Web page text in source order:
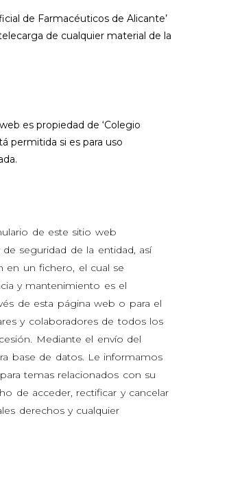
de Farmacéuticos de Alicante’
de cualquier material de la
es propiedad de ‘Colegio
permitida si es para uso
de este sitio web
seguridad de la entidad, así
en un fichero, el cual se
y mantenimiento es el
de esta página web o para el
y colaboradores de todos los
Mediante el envío del
base de datos. Le informamos
temas relacionados con su
de acceder, rectificar y cancelar
derechos y cualquier